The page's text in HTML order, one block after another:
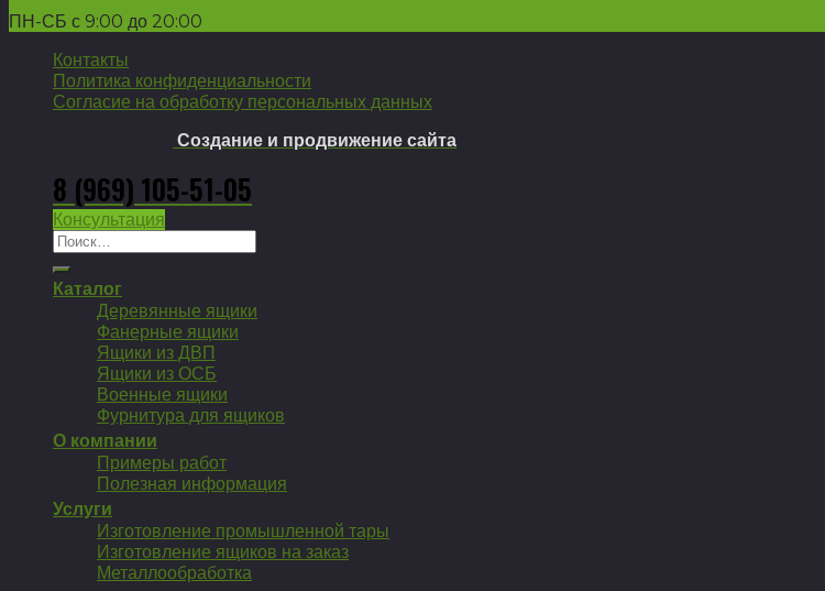
ПН-СБ с 9:00 до 20:00
Контакты
Политика конфиденциальности
Согласие на обработку персональных данных
Создание и продвижение сайта
8 (969) 105-51-05
Консультация
Искать:
Каталог
Деревянные ящики
Фанерные ящики
Ящики из ДВП
Ящики из ОСБ
Военные ящики
Фурнитура для ящиков
О компании
Примеры работ
Полезная информация
Услуги
Изготовление промышленной тары
Изготовление ящиков на заказ
Металлообработка